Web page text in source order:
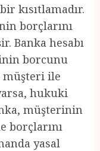
kısıtlamadır.
borçlarını
Banka hesabı
borcunu
müşteri ile
hukuki
müşterinin
borçlarını
yasal